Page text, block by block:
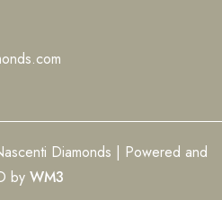
Diamonds | Powered and
by WM3